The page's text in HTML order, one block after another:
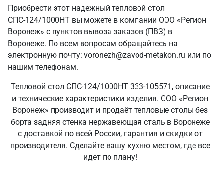
Приобрести этот надежный тепловой стол
СПС-124/1000НТ вы можете в компании ООО «Регион
Воронеж» с пунктов вывоза заказов (ПВЗ) в
Воронеже. По всем вопросам обращайтесь на
электронную почту: voronezh@zavod-metakon.ru или по
нашим телефонам.
Тепловой стол СПС-124/1000НТ 333-105571, описание
и технические характеристики изделия. ООО «Регион
Воронеж» производит и продаёт тепловые столы без
борта задняя стенка нержавеющая сталь в Воронеже
с доставкой по всей России, гарантия и скидки от
производителя. Сделайте вашу кухню местом, где все
идет по плану!